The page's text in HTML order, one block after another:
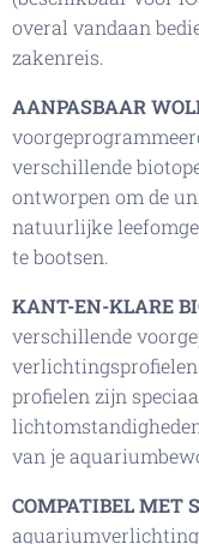
overal vandaan
zakenreis.
AANPASBAAR
verschillende
ontworpen om de
natuurlijke
te bootsen.
KANT-EN-KLARE
verschillende
profielen zijn
van je
COMPATIBEL MET